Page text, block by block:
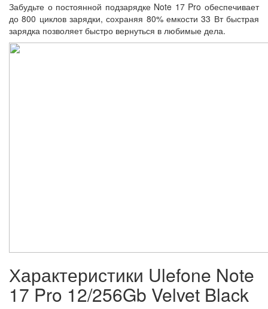
Забудьте о постоянной подзарядке Note 17 Pro обеспечивает
до 800 циклов зарядки, сохраняя 80% емкости 33 Вт быстрая
зарядка позволяет быстро вернуться в любимые дела.
Характеристики Ulefone Note
17 Pro 12/256Gb Velvet Black